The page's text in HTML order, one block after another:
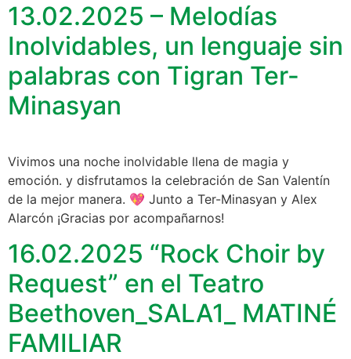
13.02.2025 – Melodías
Inolvidables, un lenguaje sin
palabras con Tigran Ter-
Minasyan
Vivimos una noche inolvidable llena de magia y
emoción. y disfrutamos la celebración de San Valentín
de la mejor manera. 💖 Junto a Ter-Minasyan y Alex
Alarcón ¡Gracias por acompañarnos!
16.02.2025 “Rock Choir by
Request” en el Teatro
Beethoven_SALA1_ MATINÉ
FAMILIAR